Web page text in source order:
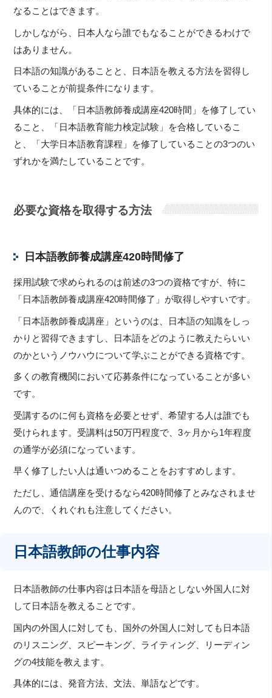
なることはできます。
しかしながら、日本人なら誰でもなることができるわけで
はありません。
日本語の知識があることと、日本語を教える方法を習得し
ていることが前提条件になります。
具体的には、「日本語教師養成講座420時間」を修了してい
ること、「日本語教育能力検定試験」を合格しているこ
と、「大学日本語教育課程」を修了していることの3つのい
ずれかを満たしていることです。
必要な資格を取得する方法
日本語教師養成講座420時間修了
採用試験で求められるのは前述の3つの資格ですが、特に
「日本語教師養成講座420時間修了」が取得しやすいです。
「日本語教師養成講座」というのは、日本語の知識をしっ
かりと習得できますし、日本語をどのように教えたらいい
のかというノウハウについて学ぶことができる資格です。
多くの教育機関において応募条件になっていることが多い
です。
受講するのに何も資格を必要とせず、希望する人は誰でも
受けられます。受講料は50万円程度で、3ヶ月から1年程度
の通学が必須になっています。
早く修了したい人は通いつめることをおすすめします。
ただし、通信講座を受けるなら420時間修了とみなされませ
んので、くれぐれも注意してください。
日本語教師の仕事内容
日本語教師の仕事内容は日本語を母語としない外国人に対
して日本語を教えることです。
国内の外国人に対しても、国外の外国人に対しても日本語
のリスニング、スピーキング、ライティング、リーディン
グの4技能を教えます。
具体的には、発音方法、文法、単語などです。